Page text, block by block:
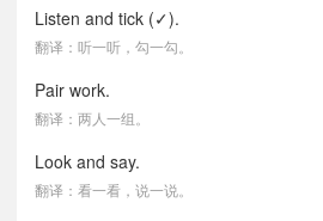
Listen and tick (✓).
翻译：听一听，勾一勾。
Pair work.
翻译：两人一组。
Look and say.
翻译：看一看，说一说。